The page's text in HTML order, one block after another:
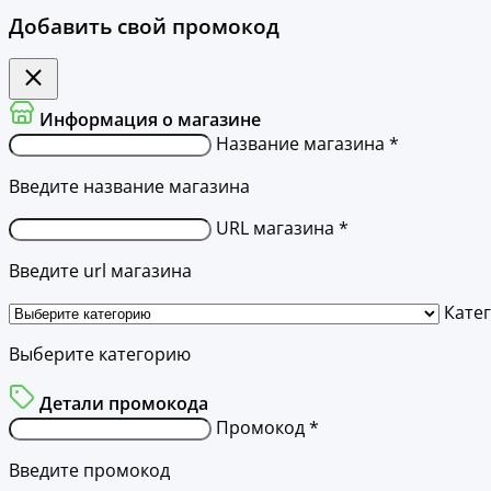
Добавить свой промокод
Информация о магазине
Название магазина *
Введите название магазина
URL магазина *
Введите url магазина
Выберите категорию
Детали промокода
Промокод *
Введите промокод